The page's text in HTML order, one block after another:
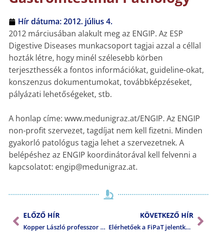
Hír dátuma:2012. július 4.
2012 márciusában alakult meg az ENGIP. Az ESP
Digestive Diseases munkacsoport tagjai azzal a céllal
hozták létre, hogy minél szélesebb körben
terjeszthessék a fontos információkat, guideline-okat,
konszenzus dokumentumokat, továbbképzéseket,
pályázati lehetőségeket, stb.
A honlap címe: www.medunigraz.at/ENGIP. Az ENGIP
non-profit szervezet, tagdíjat nem kell fizetni. Minden
gyakorló patológus tagja lehet a szervezetnek. A
belépéshez az ENGIP koordinátorával kell felvenni a
kapcsolatot: engip@medunigraz.at.
ELŐZŐ HÍR
Kopper László professzor köszöntése
KÖVETKEZŐ HÍR
Elérhetőek a FiPaT jelentkezési lapjai